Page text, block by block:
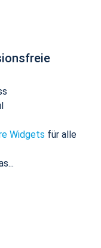
Widgets für alle